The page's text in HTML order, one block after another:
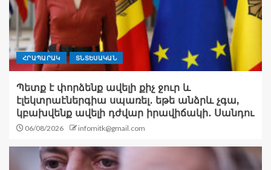
ՀՐԱՊԱՐԱԿ ՏՆՏԵՍԱԿԱՆ
Պետք է փորձենք ավելի քիչ ջուր և
էլեկտրաէներգիա սպառել․ եթե անձրև չգա,
կբախվենք ավելի դժվար իրավիճակի․ Սանդու
06/08/2026 infomitk@gmail.com